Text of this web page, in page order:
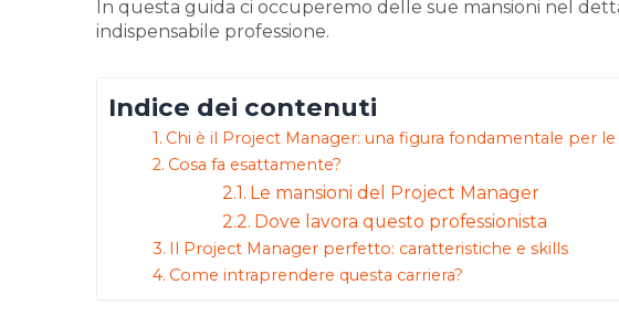
In questa guida ci occuperemo delle sue mansioni nel
indispensabile professione.
Indice dei contenuti
Chi è il Project Manager: una figura fondamentale per le
Cosa fa esattamente?
Le mansioni del Project Manager
Dove lavora questo professionista
Il Project Manager perfetto: caratteristiche e skills
Come intraprendere questa carriera?